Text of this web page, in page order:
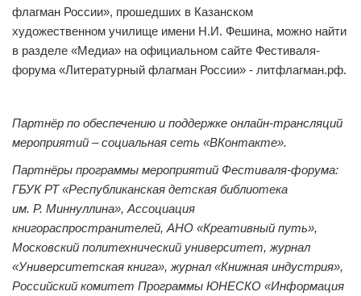
флагман России», прошедших в Казанском
художественном училище имени Н.И. Фешина, можно найти
в разделе «Медиа» на официальном сайте Фестиваля-
форума «Литературный флагман России» - литфлагман.рф.
Партнёр по обеспечению и поддержке онлайн-трансляций
мероприятий – социальная сеть «ВКонтакте».
Партнёры программы мероприятий Фестиваля-форума:
ГБУК РТ «Республиканская детская библиотека
им. Р. Миннуллина», Ассоциация
книгораспространителей, АНО «Креативный путь»,
Московский политехнический университет, журнал
«Университетская книга», журнал «Книжная индустрия»,
Российский комитет Программы ЮНЕСКО «Информация